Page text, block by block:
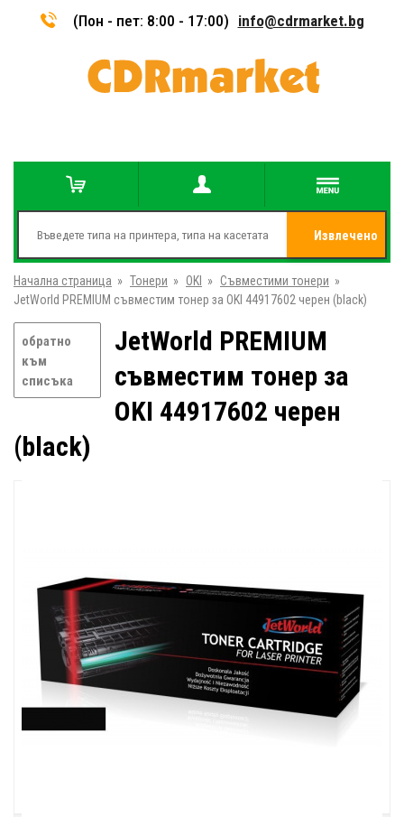
(Пон - пет: 8:00 - 17:00) info@cdrmarket.bg
Извлечено
от
Начална страница » Тонери » OKI » Съвместими тонери »
JetWorld PREMIUM съвместим тонер за OKI 44917602 черен (black)
обратно
към
списъка
JetWorld PREMIUM
съвместим тонер за
OKI 44917602 черен
(black)